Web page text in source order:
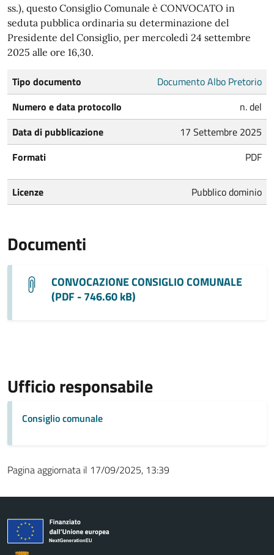
ss.), questo Consiglio Comunale è CONVOCATO in
seduta pubblica ordinaria su determinazione del
Presidente del Consiglio, per mercoledì 24 settembre
2025 alle ore 16,30.
Tipo documento
Documento Albo Pretorio
Numero e data protocollo
n. del
Data di pubblicazione
17 Settembre 2025
Formati
PDF
Licenze Pubblico dominio
Documenti
CONVOCAZIONE CONSIGLIO COMUNALE
(PDF - 746.60 kB)
Ufficio responsabile
Consiglio comunale
Pagina aggiornata il 17/09/2025, 13:39